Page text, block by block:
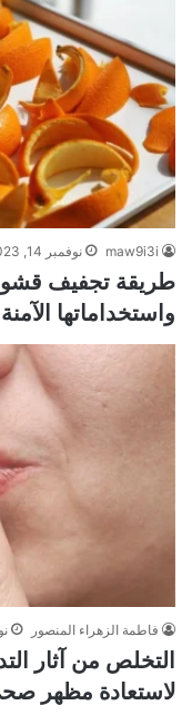
maw9i3i نوفمبر 14, 2023
طريقة تجفيف قشور
واستخداماتها الآمنة
فاطمة الزهراء المنصور
التخلص من آثار
لاستعادة مظهر